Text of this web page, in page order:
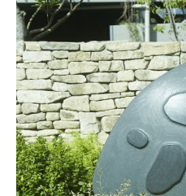
ACCESS アクセス
- 施設のご案内
- お知らせ
- お問い合わせ
- プライバシーポリシー